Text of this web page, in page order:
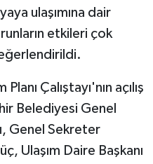
ulaşımına dair
etkileri çok
Çalıştayı'nın açılış
Belediyesi Genel
Genel Sekreter
Ulaşım Daire Başkanı